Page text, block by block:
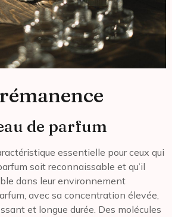
de parfum
essentielle pour ceux qui
soit reconnaissable et qu’il
dans leur environnement
avec sa concentration élevée,
et longue durée. Des molécules